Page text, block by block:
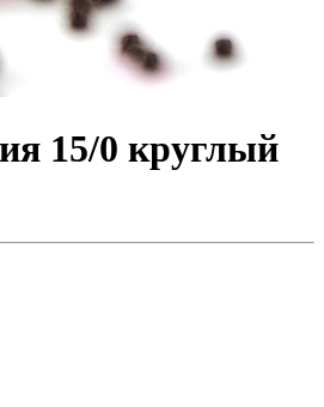
15/0 круглый